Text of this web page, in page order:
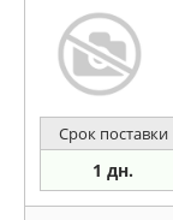
Срок поставки
1 дн.